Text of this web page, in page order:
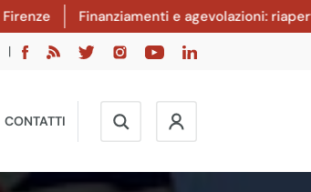
Finanziamenti e agevolazioni: riaperto il
|
CONTATTI